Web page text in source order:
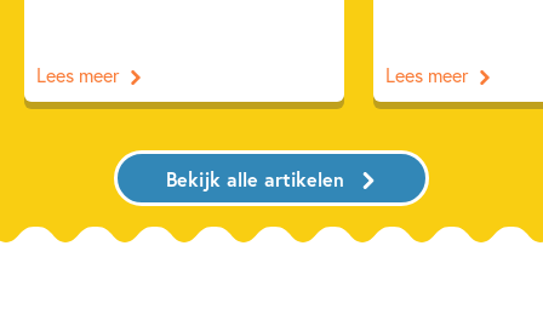
Lees meer Lees meer
Bekijk alle artikelen